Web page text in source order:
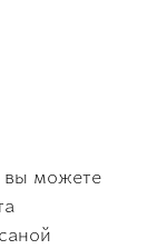
можете